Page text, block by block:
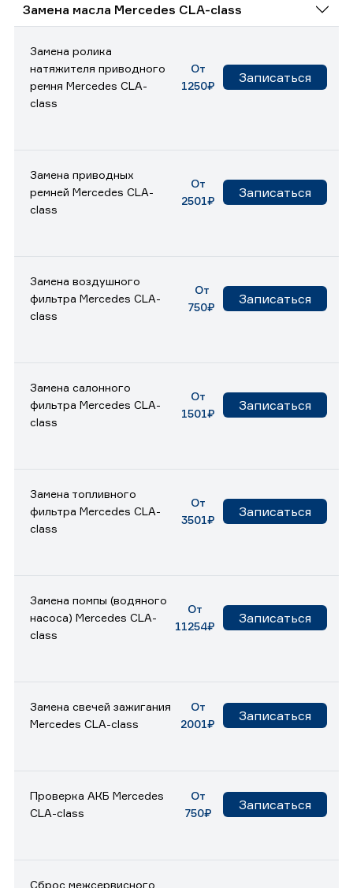
Замена масла Mercedes CLA-class
Замена ролика
натяжителя приводного
ремня Mercedes CLA-
class
От
1250₽
Записаться
Замена приводных
ремней Mercedes CLA-
class
От
2501₽
Записаться
Замена воздушного
фильтра Mercedes CLA-
class
От
750₽
Записаться
Замена салонного
фильтра Mercedes CLA-
class
От
1501₽
Записаться
Замена топливного
фильтра Mercedes CLA-
class
От
3501₽
Записаться
Замена помпы (водяного
насоса) Mercedes CLA-
class
От
11254₽
Записаться
Замена свечей зажигания
Mercedes CLA-class
От
2001₽
Записаться
Проверка АКБ Mercedes
CLA-class
От
750₽
Записаться
Сброс межсервисного